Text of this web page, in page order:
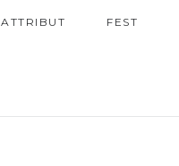
ATTRIBUT FEST